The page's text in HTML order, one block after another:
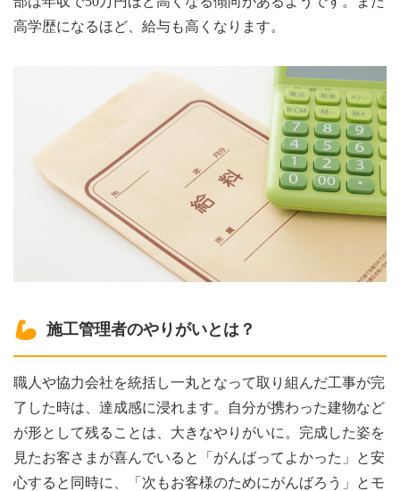
高学歴になるほど、給与も高くなります。
施工管理者のやりがいとは？
職人や協力会社を統括し一丸となって取り組んだ工事が完
了した時は、達成感に浸れます。自分が携わった建物など
が形として残ることは、大きなやりがいに。完成した姿を
見たお客さまが喜んでいると「がんばってよかった」と安
心すると同時に、「次もお客様のためにがんばろう」とモ